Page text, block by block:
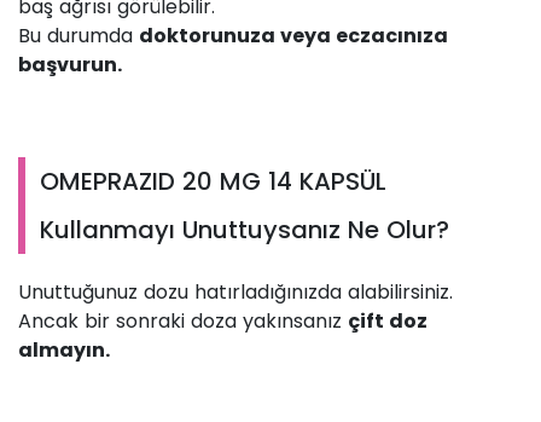
baş ağrısı görülebilir.
Bu durumda doktorunuza veya eczacınıza
başvurun.
OMEPRAZID 20 MG 14 KAPSÜL
Kullanmayı Unuttuysanız Ne Olur?
Unuttuğunuz dozu hatırladığınızda alabilirsiniz.
Ancak bir sonraki doza yakınsanız çift doz
almayın.